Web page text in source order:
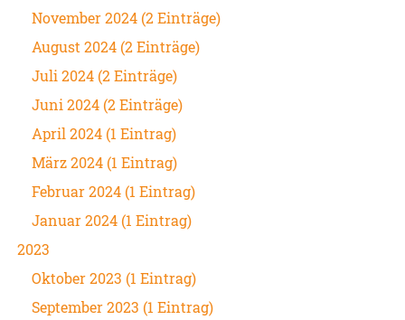
November 2024 (2 Einträge)
August 2024 (2 Einträge)
Juli 2024 (2 Einträge)
Juni 2024 (2 Einträge)
April 2024 (1 Eintrag)
März 2024 (1 Eintrag)
Februar 2024 (1 Eintrag)
Januar 2024 (1 Eintrag)
2023
Oktober 2023 (1 Eintrag)
September 2023 (1 Eintrag)